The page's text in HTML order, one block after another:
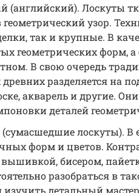
(английский). Лоскуты
узор.
так и крупные. В
геометрических форм,
В свою очередь
разделяется на
акварель и другие.
деталей
(сумасшедшие лоскуты). В
форм и цветов.
бисером,
разобраться в
изучить детальный